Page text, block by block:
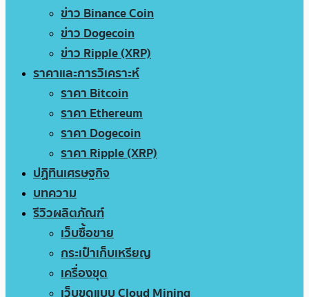
ข่าว Binance Coin
ข่าว Dogecoin
ข่าว Ripple (XRP)
ราคาและการวิเคราะห์
ราคา Bitcoin
ราคา Ethereum
ราคา Dogecoin
ราคา Ripple (XRP)
ปฏิทินเศรษฐกิจ
บทความ
รีวิวผลิตภัณฑ์
เว็บซื้อขาย
กระเป๋าเก็บเหรียญ
เครื่องขุด